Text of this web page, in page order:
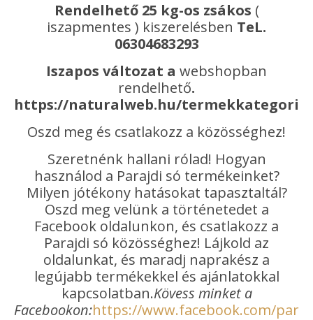
Rendelhető 25 kg-os zsákos (
iszapmentes ) kiszerelésben TeL.
06304683293
Iszapos változat a webshopban
rendelhető.
https://naturalweb.hu/
Oszd meg és csatlakozz a közösséghez!
Szeretnénk hallani rólad! Hogyan
használod a Parajdi só termékeinket?
Milyen jótékony hatásokat tapasztaltál?
Oszd meg velünk a történetedet a
Facebook oldalunkon, és csatlakozz a
Parajdi só közösséghez! Lájkold az
oldalunkat, és maradj naprakész a
legújabb termékekkel és ajánlatokkal
kapcsolatban.Kövess minket a
Facebookon:https://www.facebook.com/